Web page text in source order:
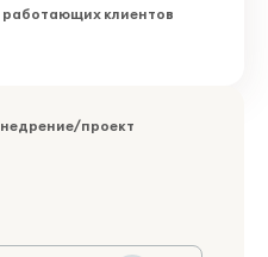
клиентов
проект